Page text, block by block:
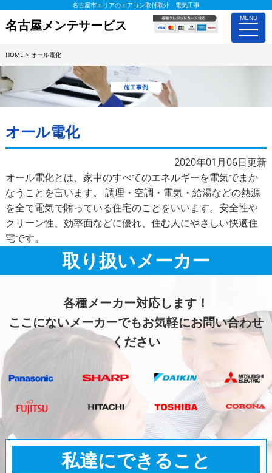
MENU
toggle
名古屋市エリアのエアコン取付取外・電気工事
名古屋メンテサービス
HOME > オール電化
オール電化
2020年01月06日更新
オール電化とは、家中のすべてのエネルギーを電気でまか
なうことを言います。 調理・空調・電気・給湯などの熱源
を全て電気で賄っている住宅のことをいいます。安全性や
クリーン性、効率面などに優れ、住む人にやさしい快適住
宅です。
取り扱いメーカー
各種メーカー対応します！
ここにないメーカーでもお気軽にお問い合わせ
ください
私達にできること